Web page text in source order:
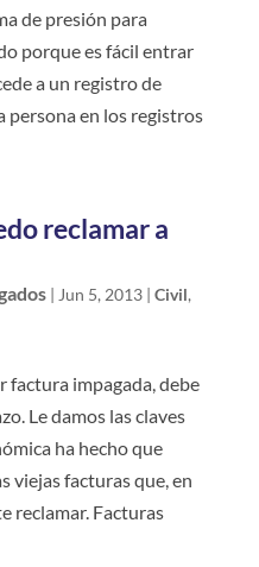
de presión para
porque es fácil entrar
a un registro de
persona en los registros
reclamar a
| Jun 5, 2013| Civil,
factura impagada, debe
Le damos las claves
ha hecho que
viejas facturas que, en
reclamar. Facturas